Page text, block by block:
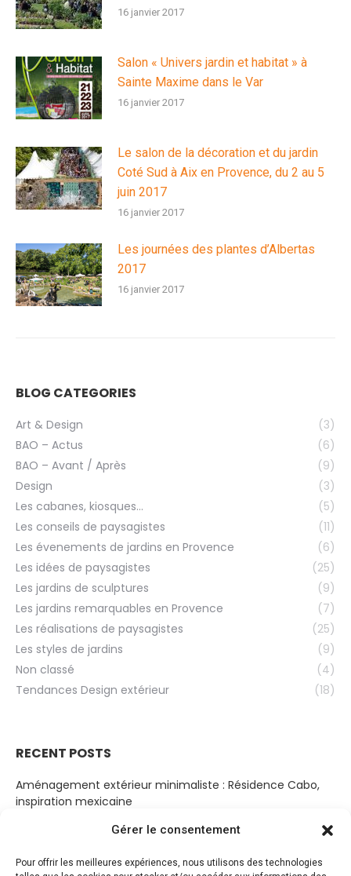
Gérer le consentement
Pour offrir les meilleures expériences, nous utilisons des technologies
16 janvier 2017
Salon « Univers jardin et habitat » à
Sainte Maxime dans le Var
16 janvier 2017
Le salon de la décoration et du jardin
Coté Sud à Aix en Provence, du 2 au 5
juin 2017
16 janvier 2017
Les journées des plantes d’Albertas
2017
16 janvier 2017
BLOG CATEGORIES
Art & Design
(3)
BAO – Actus
(6)
BAO – Avant / Après
(9)
Design
(3)
Les cabanes, kiosques…
(5)
Les conseils de paysagistes
(11)
Les évenements de jardins en Provence
(6)
Les idées de paysagistes
(25)
Les jardins de sculptures
(9)
Les jardins remarquables en Provence
(7)
Les réalisations de paysagistes
(25)
Les styles de jardins
(9)
Non classé
(4)
Tendances Design extérieur
(18)
RECENT POSTS
Aménagement extérieur minimaliste : Résidence Cabo,
inspiration mexicaine
14 mars 2023